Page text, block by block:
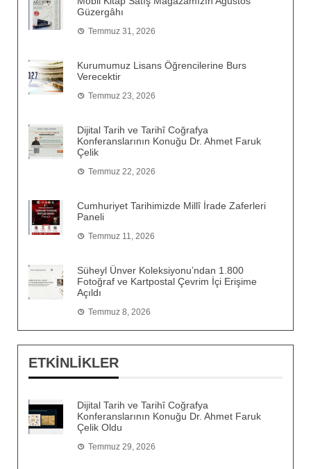
Güzergâhı
Temmuz 31, 2026
Kurumumuz Lisans Öğrencilerine Burs
Verecektir
Temmuz 23, 2026
Dijital Tarih ve Tarihî Coğrafya
Konferanslarının Konuğu Dr. Ahmet Faruk
Çelik
Temmuz 22, 2026
Cumhuriyet Tarihimizde Millî İrade Zaferleri
Paneli
Temmuz 11, 2026
Süheyl Ünver Koleksiyonu’ndan 1.800
Fotoğraf ve Kartpostal Çevrim İçi Erişime
Açıldı
Temmuz 8, 2026
ETKİNLİKLER
Dijital Tarih ve Tarihî Coğrafya
Konferanslarının Konuğu Dr. Ahmet Faruk
Çelik Oldu
Temmuz 29, 2026